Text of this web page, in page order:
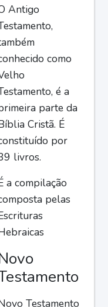
Antigo
como
é a
parte da
Cristã. É
por
livros.
a compilação
pelas
Testamento